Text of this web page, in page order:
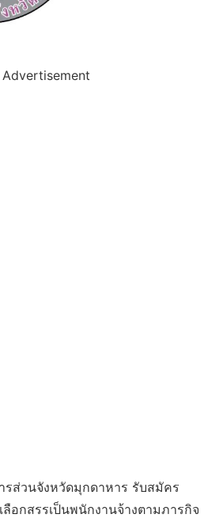
Advertisement
รส่วนจังหวัดมุกดาหาร รับสมัคร
อกสรรเป็นพนักงานจ้างตามภารกิจ